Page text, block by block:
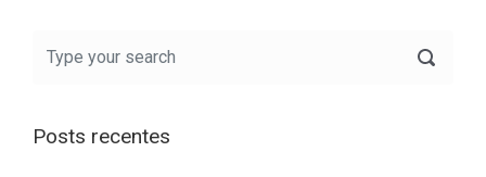
Posts recentes